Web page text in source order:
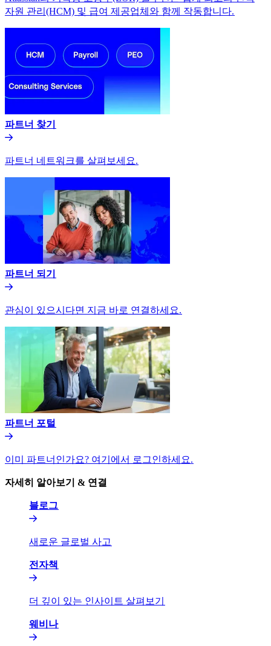
자원 관리(HCM) 및 급여 제공업체와 함께 작동합니다.​​
파트너 찾기​​
파트너 네트워크를 살펴보세요.​​
파트너 되기​​
관심이 있으시다면 지금 바로 연결하세요.​​
파트너 포털​​
이미 파트너인가요? 여기에서 로그인하세요.​​
자세히 알아보기 & 연결​​
블로그​​
새로운 글로벌 사고​​
전자책​​
더 깊이 있는 인사이트 살펴보기​​
웨비나​​